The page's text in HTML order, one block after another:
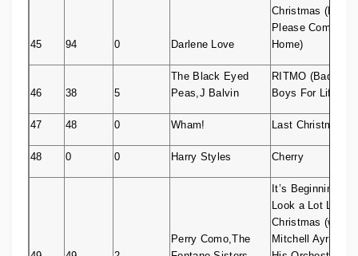
45 94 0 Darlene Love
Christmas (Baby
Please Come
Home)
46 38 5
The Black Eyed
Peas,J Balvin
RITMO (Bad
Boys For Life)
47 48 0 Wham! Last Christmas
48 0 0 Harry Styles Cherry
Perry Como,The
It’s Beginning to
Look a Lot Like
Christmas (with
Mitchell Ayres &